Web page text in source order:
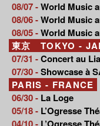
08/07 -World Music
08/06 -World Music
08/05 -World Music
東京 TOKYO -
07/31 -Concert au
07/30 -Showcase à
PARIS - FRANCE
06/30 - La Loge
05/18 - L’Ogresse